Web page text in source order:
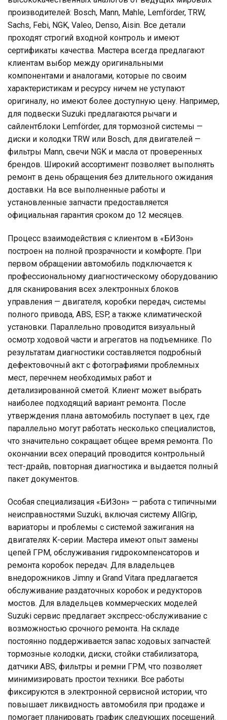
производителей: Bosch, Mann, Mahle, Lemförder, TRW,
Sachs, Febi, NGK, Valeo, Denso, Aisin. Все детали
проходят строгий входной контроль и имеют
сертификаты качества. Мастера всегда предлагают
клиентам выбор между оригинальными
компонентами и аналогами, которые по своим
характеристикам и ресурсу ничем не уступают
оригиналу, но имеют более доступную цену. Например,
для подвески Suzuki предлагаются рычаги и
сайлентблоки Lemförder, для тормозной системы —
диски и колодки TRW или Bosch, для двигателей —
фильтры Mann, свечи NGK и масла от проверенных
брендов. Широкий ассортимент позволяет выполнять
ремонт в день обращения без длительного ожидания
доставки. На все выполненные работы и
установленные запчасти предоставляется
официальная гарантия сроком до 12 месяцев.
Процесс взаимодействия с клиентом в «БИЗон»
построен на полной прозрачности и комфорте. При
первом обращении автомобиль подключается к
профессиональному диагностическому оборудованию
для сканирования всех электронных блоков
управления — двигателя, коробки передач, системы
полного привода, ABS, ESP, а также климатической
установки. Параллельно проводится визуальный
осмотр ходовой части и агрегатов на подъемнике. По
результатам диагностики составляется подробный
дефектовочный акт с фотографиями проблемных
мест, перечнем необходимых работ и
детализированной сметой. Клиент может выбрать
наиболее подходящий вариант ремонта. После
утверждения плана автомобиль поступает в цех, где
параллельно могут работать несколько специалистов,
что значительно сокращает общее время ремонта. По
окончании всех операций проводится контрольный
тест-драйв, повторная диагностика и выдается полный
пакет документов.
Особая специализация «БИЗон» — работа с типичными
неисправностями Suzuki, включая систему AllGrip,
вариаторы и проблемы с системой зажигания на
двигателях K-серии. Мастера имеют опыт замены
цепей ГРМ, обслуживания гидрокомпенсаторов и
ремонта коробок передач. Для владельцев
внедорожников Jimny и Grand Vitara предлагается
обслуживание раздаточных коробок и редукторов
мостов. Для владельцев коммерческих моделей
Suzuki сервис предлагает экспресс-обслуживание с
возможностью срочного ремонта. На складе
постоянно поддерживается запас ходовых запчастей:
тормозные колодки, диски, стойки стабилизатора,
датчики ABS, фильтры и ремни ГРМ, что позволяет
минимизировать простои техники. Все работы
фиксируются в электронной сервисной истории, что
повышает ликвидность автомобиля при продаже и
помогает планировать график следующих посещений.